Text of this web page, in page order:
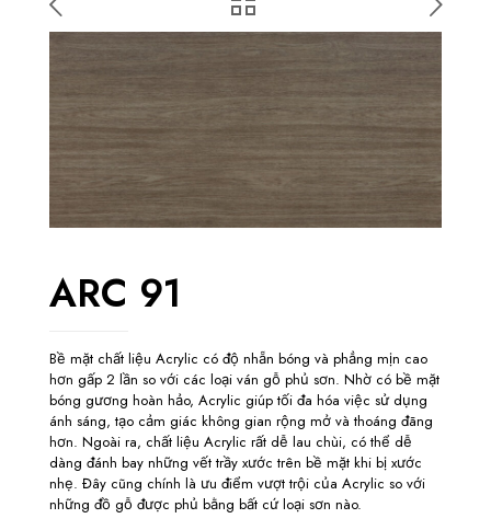
ARC 91
Bề mặt chất liệu Acrylic có độ nhẵn bóng và phẳng mịn cao
hơn gấp 2 lần so với các loại ván gỗ phủ sơn. Nhờ có bề mặt
bóng gương hoàn hảo, Acrylic giúp tối đa hóa việc sử dụng
ánh sáng, tạo cảm giác không gian rộng mở và thoáng đãng
hơn. Ngoài ra, chất liệu Acrylic rất dễ lau chùi, có thể dễ
dàng đánh bay những vết trầy xước trên bề mặt khi bị xước
nhẹ. Đây cũng chính là ưu điểm vượt trội của Acrylic so với
những đồ gỗ được phủ bằng bất cứ loại sơn nào.